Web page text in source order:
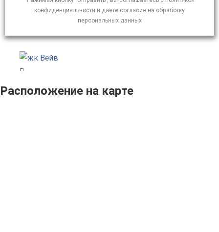
конфиденциальности и даете согласие на обработку
персональных данных
Расположение на карте